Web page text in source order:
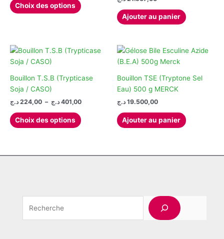
choisies
du
prix :
271,00 د.ج
Choix des options
produit
Les
peuvent
choisies
la
produit
Ajouter au panier
Bouillon T.S.B (Trypticase
Soja / CASO)
224,00 د.ج – 401,00 د.ج
Plage
Choix des options
produit
variations.
Bouillon TSE (Tryptone Sel
Eau) 500 g MERCK
19.500,00 د.ج
Ajouter au panier
Rechercher